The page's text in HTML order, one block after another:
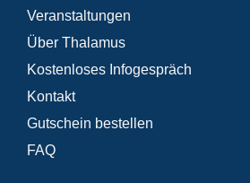
Veranstaltungen
Über Thalamus
Kostenloses Infogespräch
Kontakt
Gutschein bestellen
FAQ